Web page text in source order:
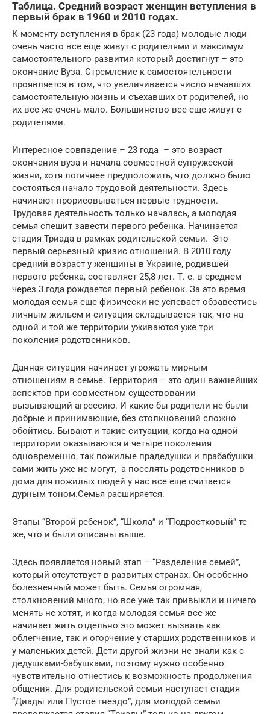
Таблица. Средний возраст женщин вступления в
первый брак в 1960 и 2010 годах.
К моменту вступления в брак (23 года) молодые люди
очень часто все еще живут с родителями и максимум
самостоятельного развития который достигнут – это
окончание Вуза. Стремление к самостоятельности
проявляется в том, что увеличивается число начавших
самостоятельную жизнь и съехавших от родителей, но
их все же очень мало. Большинство все еще живут с
родителями.
Интересное совпадение – 23 года – это возраст
окончания вуза и начала совместной супружеской
жизни, хотя логичнее предположить, что должно было
состояться начало трудовой деятельности. Здесь
начинают прорисовываться первые трудности.
Трудовая деятельность только началась, а молодая
семья спешит завести первого ребенка. Начинается
стадия Триада в рамках родительской семьи. Это
первый серьезный кризис отношений. В 2010 году
средний возраст у женщины в Украине, родившей
первого ребенка, составляет 25,8 лет. Т. е. в среднем
через 3 года рождается первый ребенок. За это время
молодая семья еще физически не успевает обзавестись
личным жильем и ситуация складывается так, что на
одной и той же территории уживаются уже три
поколения родственников.
Данная ситуация начинает угрожать мирным
отношениям в семье. Территория – это один важнейших
аспектов при совместном существовании
вызывающий агрессию. И какие бы родители не были
добрые и принимающие, без столкновений сложно
обойтись. Бывают и такие ситуации, когда на одной
территории оказываются и четыре поколения
одновременно, так пожилые прадедушки и прабабушки
сами жить уже не могут, а поселять родственников в
дома для пожилых людей у нас все еще считается
дурным тоном.Семья расширяется.
Этапы “Второй ребенок”, “Школа” и “Подростковый” те
же, что и были описаны выше.
Здесь появляется новый этап – “Разделение семей”,
который отсутствует в развитых странах. Он особенно
болезненный может быть. Семья огромная,
столкновений много, но все уже так привыкли и ничего
менять не хотят, и когда молодая семья все же
начинает жить отдельно это может вызвать как
облегчение, так и огорчение у старших родственников и
у маленьких детей. Дети другой жизни не знали как с
дедушками-бабушками, поэтому нужно особенно
чувствительно отнестись к возможность продолжения
общения. Для родительской семьи наступает стадия
“Диады или Пустое гнездо”, для молодой семьи